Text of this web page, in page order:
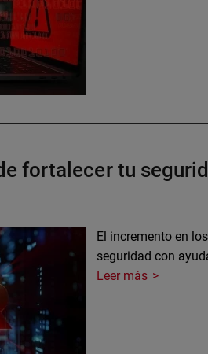
fortalecer tu
El incremento en
seguridad con
Leer más